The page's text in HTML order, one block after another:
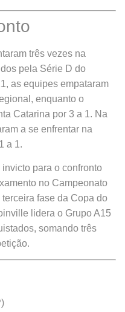
três vezes na
pela Série D do
as equipes empataram
enquanto o
Catarina por 3 a 1. Na
a se enfrentar na
a 1.
para o confronto
no Campeonato
fase da Copa do
lidera o Grupo A15
somando três